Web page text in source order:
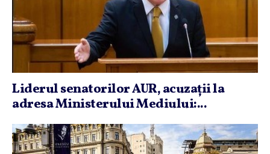
Liderul senatorilor AUR, acuzaţii la
adresa Ministerului Mediului:...